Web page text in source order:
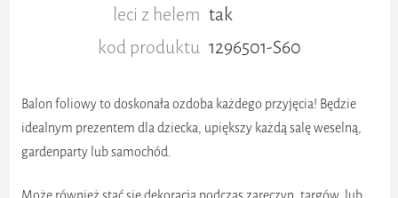
leci z helem tak
kod produktu 1296501-S60
Balon foliowy to doskonała ozdoba każdego przyjęcia! Będzie
idealnym prezentem dla dziecka, upiększy każdą salę weselną,
gardenparty lub samochód.